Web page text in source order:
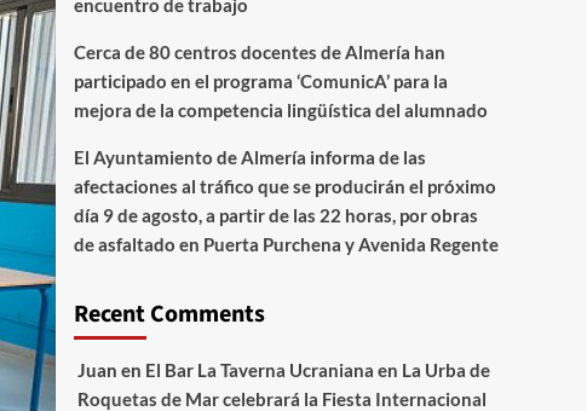
encuentro de trabajo
Cerca de 80 centros docentes de Almería han
participado en el programa ‘ComunicA’ para la
mejora de la competencia lingüística del alumnado
El Ayuntamiento de Almería informa de las
afectaciones al tráfico que se producirán el próximo
día 9 de agosto, a partir de las 22 horas, por obras
de asfaltado en Puerta Purchena y Avenida Regente
Recent Comments
Juan en El Bar La Taverna Ucraniana en La Urba de
Roquetas de Mar celebrará la Fiesta Internacional